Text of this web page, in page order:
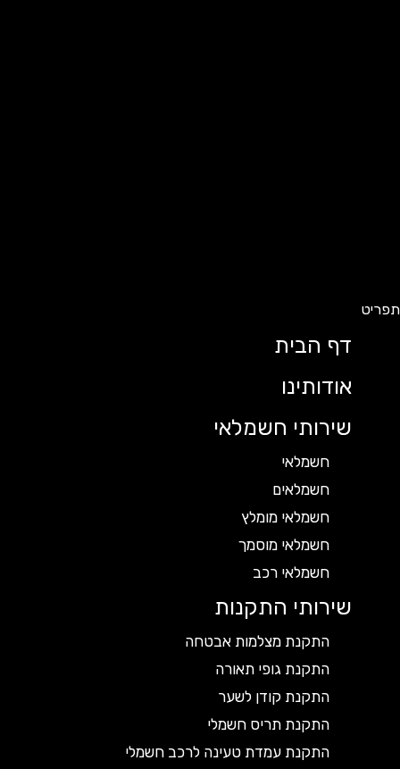
דף הבית
אודותינו
שירותי חשמלאי
חשמלאי
חשמלאים
חשמלאי מומלץ
חשמלאי מוסמך
חשמלאי רכב
שירותי התקנות
התקנת מצלמות אבטחה
התקנת גופי תאורה
התקנת קודן לשער
התקנת תריס חשמלי
התקנת עמדת טעינה לרכב חשמלי